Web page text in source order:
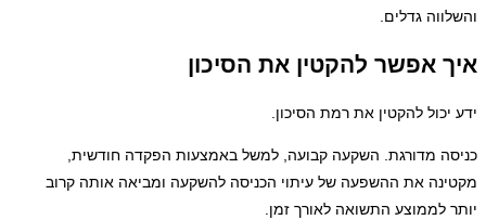
להקטין את הסיכון
את רמת הסיכון.
השקעה קבועה, למשל באמצעות הפקדה חודשית,
ההשפעה של עיתוי הכניסה להשקעה ומביאה אותה קרוב
התשואה לאורך זמן.